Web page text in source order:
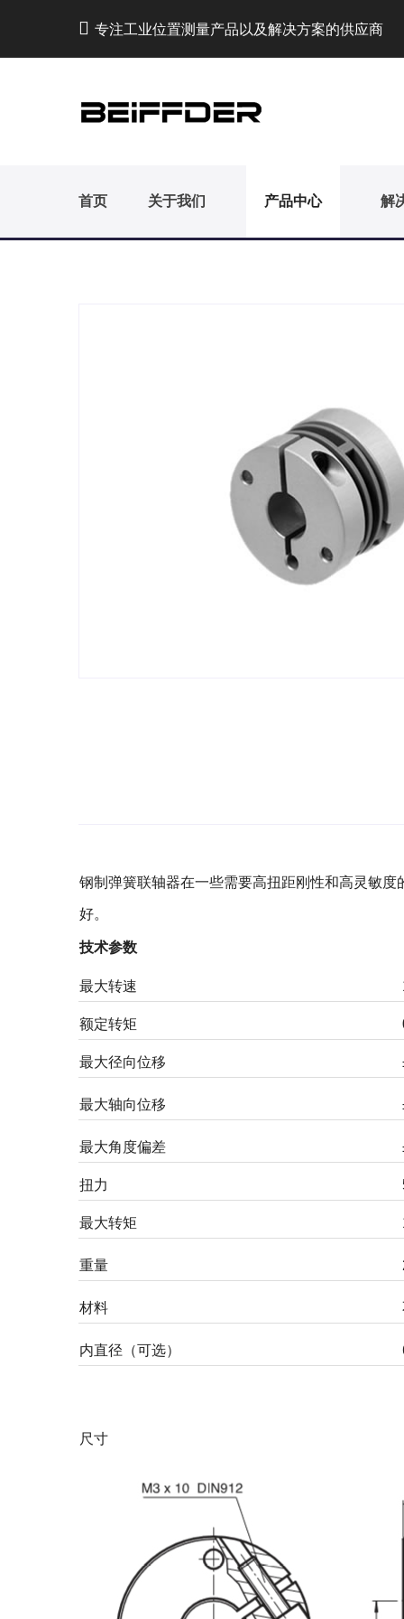
专注工业位置测量产品以及解决方案的供应商
首页 关于我们 产品中心 解
钢制弹簧联轴器在一些需要高扭距刚性和高灵敏
好。
技术参数
最大转速
额定转矩
最大径向位移
最大轴向位移
最大角度偏差
扭力
最大转矩
重量
材料
内直径（可选）
尺寸